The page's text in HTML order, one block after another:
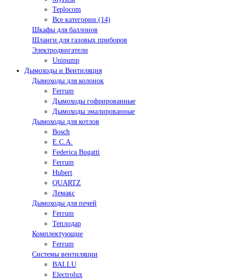
Teplocom
Все категории (14)
Шкафы для баллонов
Шланги для газовых приборов
Электродвигатели
Unipump
Дымоходы и Вентиляция
Дымоходы для колонок
Ferrum
Дымоходы гофрированные
Дымоходы эмалированные
Дымоходы для котлов
Bosch
E.C.A.
Federica Bugatti
Ferrum
Hubert
QUARTZ
Лемакс
Дымоходы для печей
Ferrum
Теплодар
Комплектующие
Ferrum
Системы вентиляции
BALLU
Electrolux